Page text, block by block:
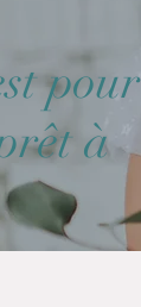
pour
à